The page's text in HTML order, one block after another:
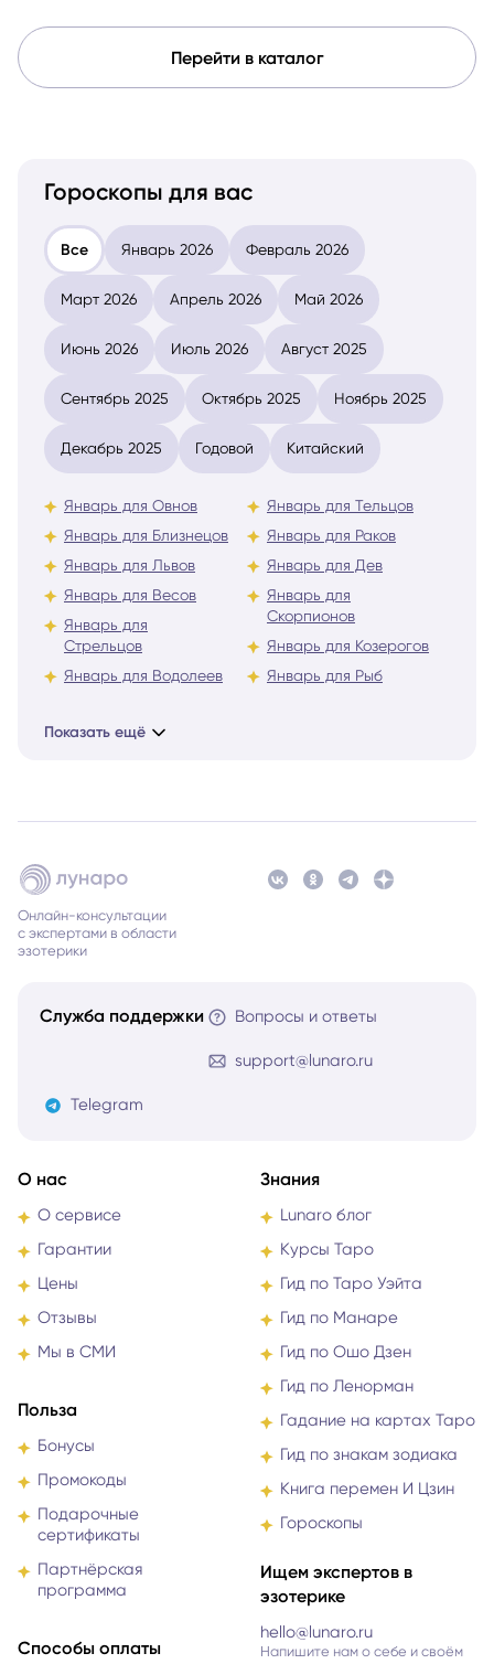
Перейти в каталог
Гороскопы для вас
Все Январь 2026 Февраль 2026
Март 2026 Апрель 2026 Май 2026
Июнь 2026 Июль 2026 Август 2025
Сентябрь 2025 Октябрь 2025 Ноябрь 2025
Декабрь 2025 Годовой Китайский
Январь для Овнов
Январь для Близнецов
Январь для Львов
Январь для Весов
Январь для
Стрельцов
Январь для Водолеев
Январь для Тельцов
Январь для Раков
Январь для Дев
Январь для
Скорпионов
Январь для Козерогов
Январь для Рыб
Показать ещё
Онлайн-консультации
с экспертами в области
эзотерики
Служба поддержки Вопросы и ответы
support@lunaro.ru
Telegram
О нас
О сервисе
Гарантии
Цены
Отзывы
Мы в СМИ
Польза
Бонусы
Промокоды
Подарочные
сертификаты
Партнёрская
программа
Способы оплаты
Знания
Lunaro блог
Курсы Таро
Гид по Таро Уэйта
Гид по Манаре
Гид по Ошо Дзен
Гид по Ленорман
Гадание на картах Таро
Гид по знакам зодиака
Книга перемен И Цзин
Гороскопы
Ищем экспертов в
эзотерике
hello@lunaro.ru
Напишите нам о себе и своём